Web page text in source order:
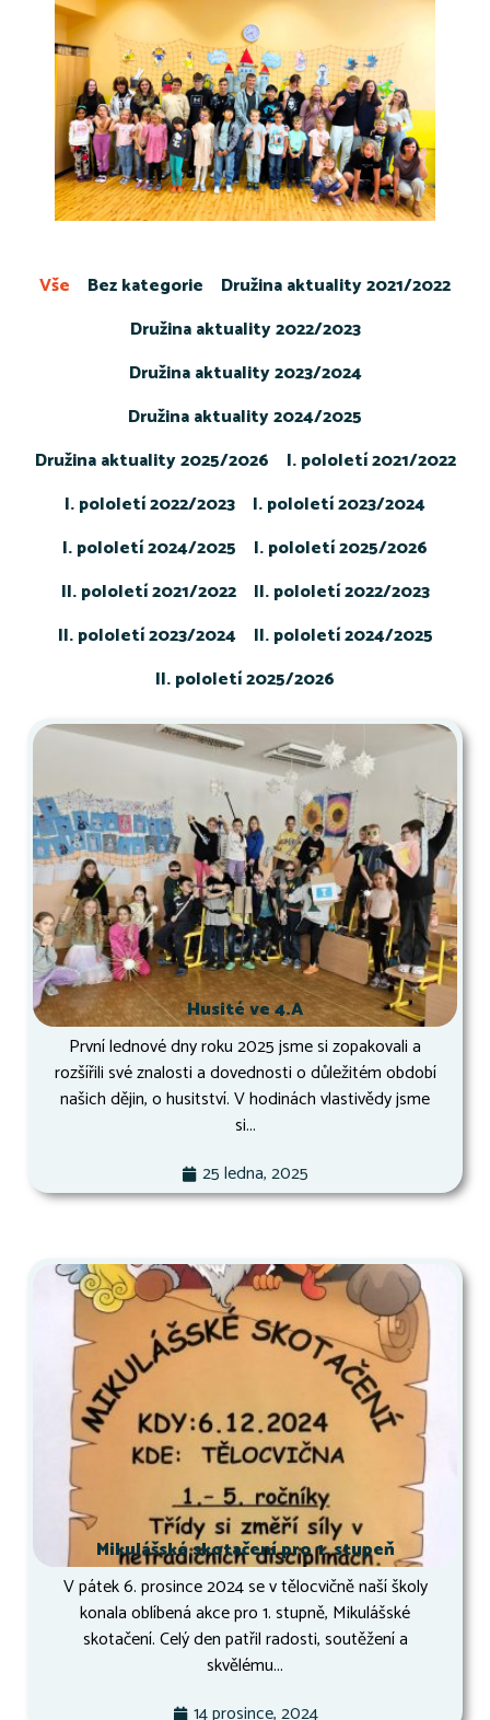
Bez kategorie
Družina aktuality 2021/2022
Družina aktuality 2022/2023
Družina aktuality 2023/2024
Družina aktuality 2024/2025
Družina aktuality 2025/2026
I. pololetí 2021/2022
I. pololetí 2022/2023
I. pololetí 2023/2024
I. pololetí 2024/2025
I. pololetí 2025/2026
II. pololetí 2021/2022
II. pololetí 2022/2023
II. pololetí 2023/2024
II. pololetí 2024/2025
II. pololetí 2025/2026
Vše
Husité ve 4.A
První lednové dny roku 2025 jsme si zopakovali a
rozšířili své znalosti a dovednosti o důležitém období
našich dějin, o husitství. V hodinách vlastivědy jsme
si...
25 ledna, 2025
Mikulášské skotačení pro 1. stupeň
V pátek 6. prosince 2024 se v tělocvičně naší školy
konala oblíbená akce pro 1. stupně, Mikulášské
skotačení. Celý den patřil radosti, soutěžení a
skvělému...
14 prosince, 2024